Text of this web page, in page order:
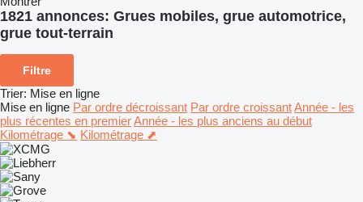
1821 annonces: Grues mobiles, grue automotrice,
grue tout-terrain
Filtre
Trier: Mise en ligne
Mise en ligne Par ordre décroissant Par ordre croissantAnnée - les
plus récentes en premierAnnée - les plus anciens au début
Kilométrage ⬊ Kilométrage ⬈